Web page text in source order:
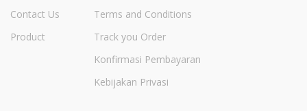
Contact Us
Product
Terms and Conditions
Track you Order
Konfirmasi Pembayaran
Kebijakan Privasi